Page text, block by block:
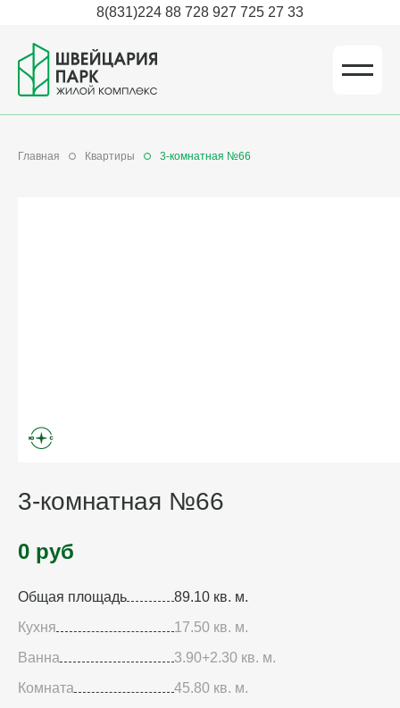
8(831)224 88 728 927 725 27 33
Главная Квартиры 3-комнатная №66
3-комнатная №66
0 руб
Общая площадь
89.10 кв. м.
Кухня
17.50 кв. м.
Ванна
3.90+2.30 кв. м.
Комната
45.80 кв. м.